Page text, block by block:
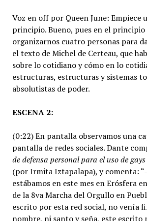
Voz en off por Queen June: Empiece
principio. Bueno, pues en el
organizarnos cuatro personas para
el texto de Michel de Certeau, que
sobre lo cotidiano y cómo en lo
estructuras, estructuras y sistemas
absolutistas de poder.
ESCENA 2:
(0:22) En pantalla observamos una
pantalla de redes sociales. Dante
de defensa personal para el uso de
(por Irmita Iztapalapa), y comenta:
estábamos en este mes en Erósfera
de la 8va Marcha del Orgullo en
escrito por esta red social, no venía
nombre, ni santo y seña, este escrito